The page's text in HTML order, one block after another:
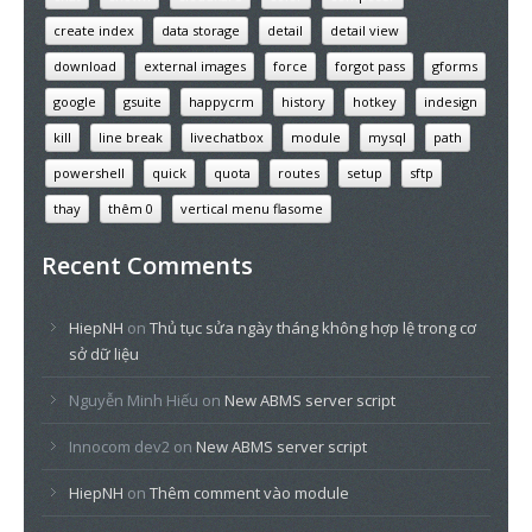
create index
data storage detail
detail view
download
external images force forgot pass
gforms
google
gsuite happycrm history hotkey
indesign
kill
line break livechatbox module mysql
path
powershell
quick quota routes setup
sftp
thay
thêm 0 vertical menu flasome
Recent Comments
HiepNH on Thủ tục sửa ngày tháng không hợp lệ trong cơ
sở dữ liệu
Nguyễn Minh Hiếu on New ABMS server script
Innocom dev2 on New ABMS server script
HiepNH on Thêm comment vào module